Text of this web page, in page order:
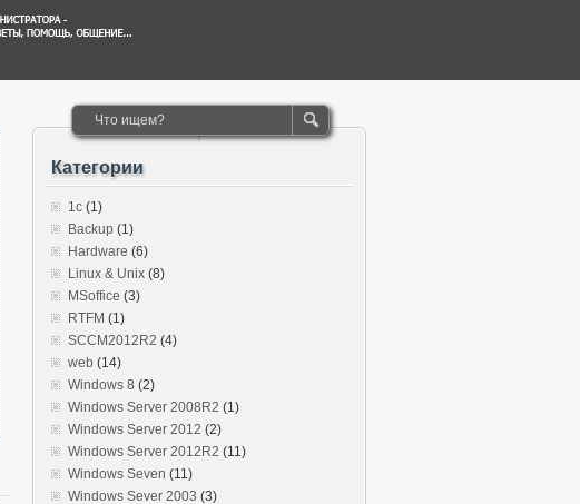
Категории
1c (1)
Backup (1)
Hardware (6)
Linux & Unix (8)
MSoffice (3)
RTFM (1)
SCCM2012R2 (4)
web (14)
Windows 8 (2)
Windows Server 2008R2 (1)
Windows Server 2012 (2)
Windows Server 2012R2 (11)
Windows Seven (11)
Windows Sever 2003 (3)